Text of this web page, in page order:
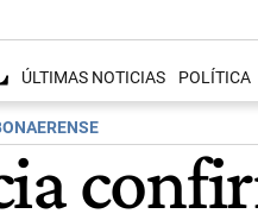
ÚLTIMAS NOTICIAS POLÍTICA